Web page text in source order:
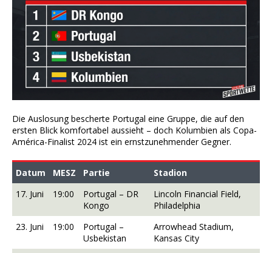
Die Auslosung bescherte Portugal eine Gruppe, die auf den
ersten Blick komfortabel aussieht – doch Kolumbien als Copa-
América-Finalist 2024 ist ein ernstzunehmender Gegner.
Datum MESZ Partie
Stadion
17. Juni
19:00
Portugal – DR
Kongo
Lincoln Financial Field,
Philadelphia
23. Juni
19:00
Portugal –
Usbekistan
Arrowhead Stadium,
Kansas City